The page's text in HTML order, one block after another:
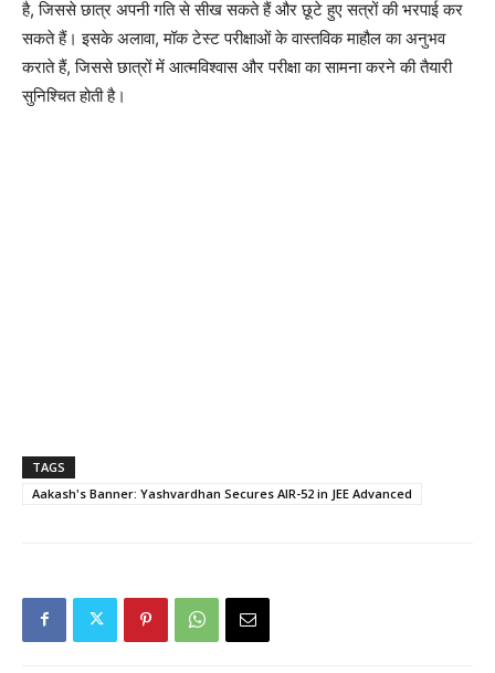
है, जिससे छात्र अपनी गति से सीख सकते हैं और छूटे हुए सत्रों की भरपाई कर
सकते हैं। इसके अलावा, मॉक टेस्ट परीक्षाओं के वास्तविक माहौल का अनुभव
कराते हैं, जिससे छात्रों में आत्मविश्वास और परीक्षा का सामना करने की तैयारी
सुनिश्चित होती है।
TAGS
Aakash's Banner: Yashvardhan Secures AIR-52 in JEE Advanced